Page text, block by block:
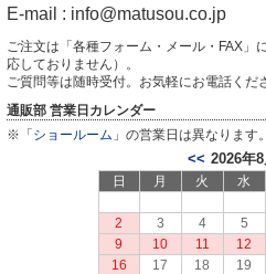
E-mail : info@matusou.co.jp
ご注文は「各種フォーム・メール・FAX」
応しておりません）。
ご質問等は随時受付。お気軽にお電話くだ
通販部 営業日カレンダー
※「ショールーム 」の営業日は異なります。
<< 2026年8
日 月 火 水
2
3 4 5
9
10 11 12
16
17 18 19